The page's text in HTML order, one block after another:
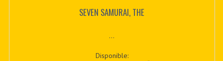
SEVEN SAMURAI, THE
...
Disponible: